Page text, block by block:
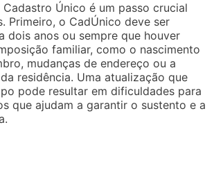
Único é um passo crucial
Primeiro, o CadÚnico deve ser
dois anos ou sempre que houver
familiar, como o nascimento
mudanças de endereço ou a
residência. Uma atualização que
pode resultar em dificuldades para
que ajudam a garantir o sustento e a